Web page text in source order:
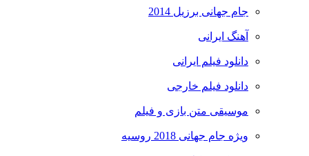
جام جهانی برزیل 2014
آهنگ ایرانی
دانلود فیلم ایرانی
دانلود فیلم خارجی
موسیقی متن بازی و فیلم
ویژه جام جهانی 2018 روسیه